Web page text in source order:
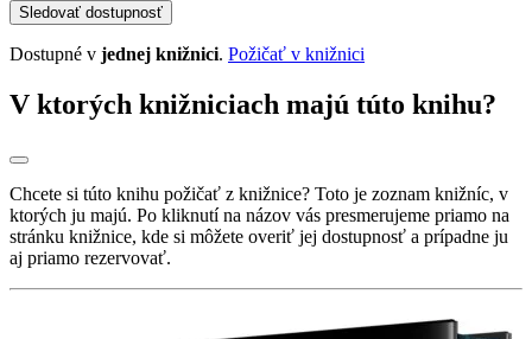
Sledovať dostupnosť
Dostupné v jednej knižnici. Požičať v knižnici
V ktorých knižniciach majú túto knihu?
Chcete si túto knihu požičať z knižnice? Toto je zoznam knižníc, v
ktorých ju majú. Po kliknutí na názov vás presmerujeme priamo na
stránku knižnice, kde si môžete overiť jej dostupnosť a prípadne ju
aj priamo rezervovať.